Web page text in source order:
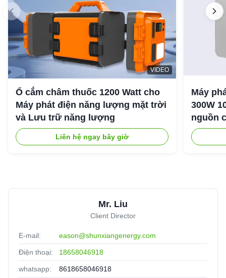
VIDEO
Ổ cắm châm thuốc 1200 Watt cho
Máy phát điện năng lượng mặt trời
và Lưu trữ năng lượng
Liên hệ ngay bây giờ
Máy
300W
nguồn
ngoài
Mr. Liu
Client Director
E-mail: eason@shunxiangenergy.com
Điện thoại: 18658046918
whatsapp: 8618658046918